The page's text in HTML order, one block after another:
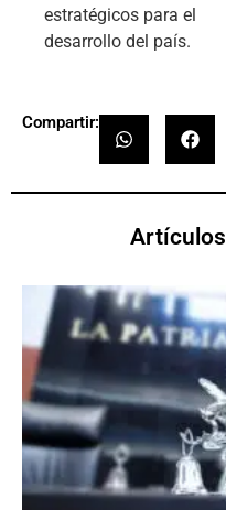
estratégicos para el
desarrollo del país.
Compartir: